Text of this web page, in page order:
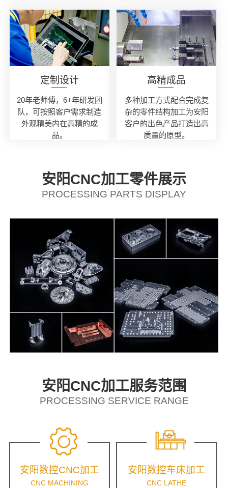
定制设计
20年老师傅，6+年研发团
队，可按照客户需求制造
外观精美内在高精的成
品。
高精成品
多种加工方式配合完成复
杂的零件结构加工为安阳
客户的出色产品打造出高
质量的原型。
安阳CNC加工零件展示
PROCESSING PARTS DISPLAY
安阳CNC加工服务范围
PROCESSING SERVICE RANGE
安阳数控CNC加工
CNC MACHINING
安阳数控车床加工
CNC LATHE